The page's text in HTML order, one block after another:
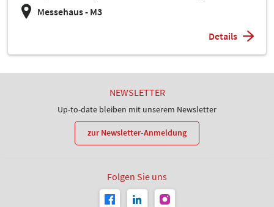
Messehaus - M3
Details
NEWSLETTER
Up-to-date bleiben mit unserem Newsletter
zur Newsletter-Anmeldung
Folgen Sie uns